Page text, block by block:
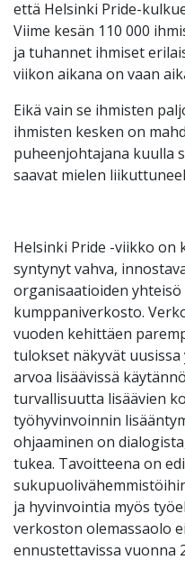
että Helsinki Pride-
Viime kesän 110 000
ja tuhannet ihmiset
viikon aikana on vaan
Eikä vain se ihmisten
ihmisten kesken on
puheenjohtajana kuulla
saavat mielen
Helsinki Pride -viikko on
syntynyt vahva,
organisaatioiden
kumppaniverkosto.
vuoden kehittäen
tulokset näkyvät
arvoa lisäävissä
turvallisuutta lisäävien
työhyvinvoinnin
ohjaaminen on
tukea. Tavoitteena on
ja hyvinvointia myös
verkoston olemassaolo
ennustettavissa vuonna